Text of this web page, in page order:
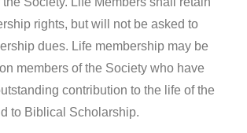
rights, but will not be asked to
dues. Life membership may be
members of the Society who have
contribution to the life of the
to Biblical Scholarship.